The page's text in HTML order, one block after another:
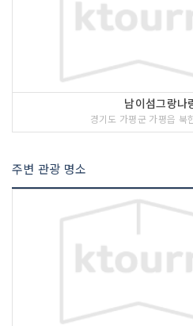
남이섬그랑나
경기도 가평군 가평읍
주변 관광 명소